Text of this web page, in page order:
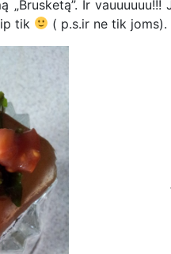
„Brusketą”. Ir
tik
( p.s.ir ne tik joms).